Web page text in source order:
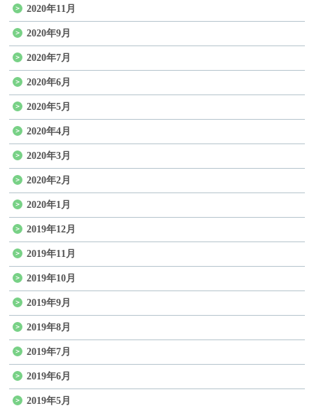
2020年11月
2020年9月
2020年7月
2020年6月
2020年5月
2020年4月
2020年3月
2020年2月
2020年1月
2019年12月
2019年11月
2019年10月
2019年9月
2019年8月
2019年7月
2019年6月
2019年5月